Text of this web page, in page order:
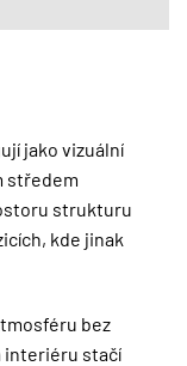
jako vizuální
středem
strukturu
kde jinak
bez
interiéru stačí